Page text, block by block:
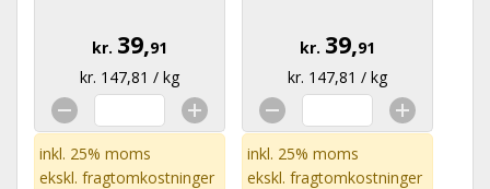
kr. 39,91
kr. 147,81 / kg
inkl. 25% moms
ekskl. fragtomkostninger
kr. 39,91
kr. 147,81 / kg
inkl. 25% moms
ekskl. fragtomkostninger